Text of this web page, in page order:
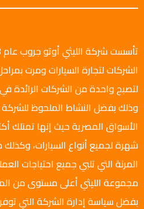
الشركات لتجارة السيارات ومرت
لتصبح واحدة من الشركات الرائدة
وذلك بفضل النشاط الملحوظ
الأسواق المصرية حيث إنها تمتلك
شهرة لجميع أنواع السيارات،
المرنة التي تلبي جميع احتياجات
بفضل سياسة إدارة الشركة التي